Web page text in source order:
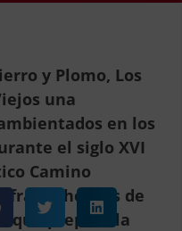
y Plomo, Los
una
en los
el siglo XVI
Camino
frases hechas de
que prepara la